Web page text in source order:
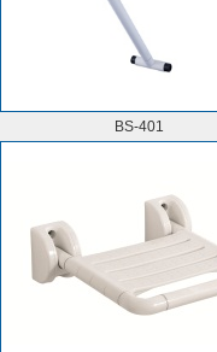
BS-401